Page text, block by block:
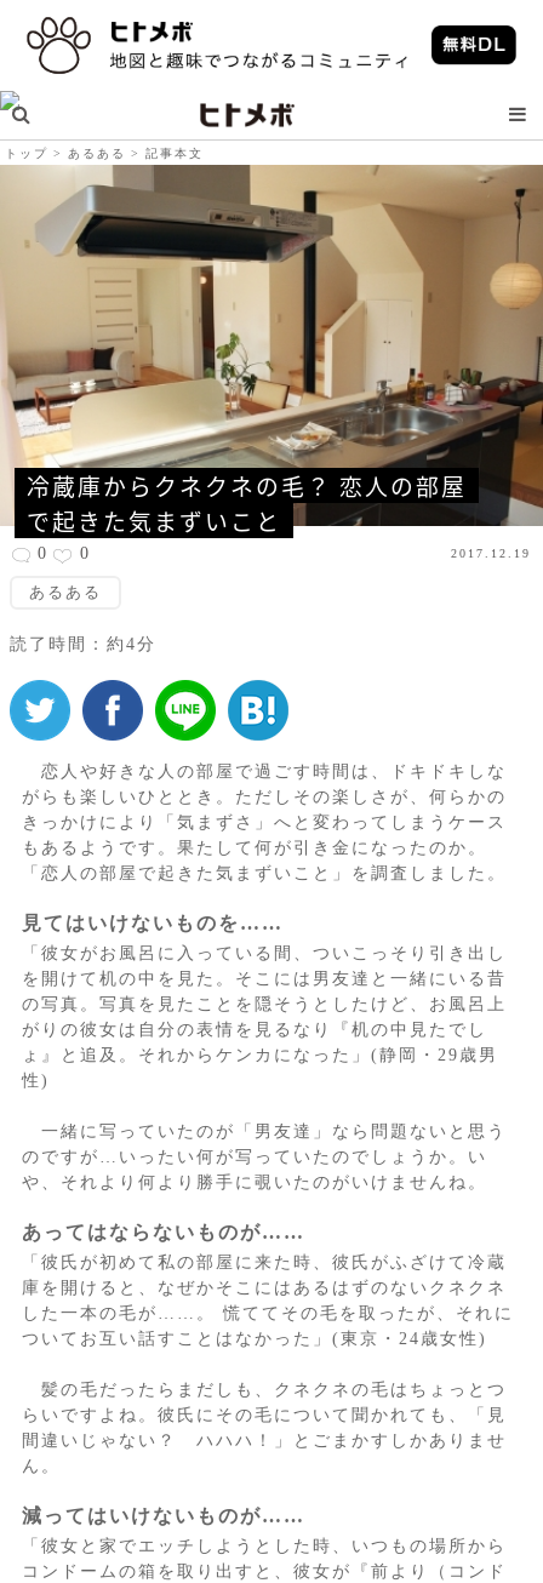
トップ あるある 記事本文
冷蔵庫からクネクネの毛？ 恋人の部屋
で起きた気まずいこと
0 0 2017.12.19
あるある
読了時間：約4分
恋人や好きな人の部屋で過ごす時間は、ドキドキしな
がらも楽しいひととき。ただしその楽しさが、何らかの
きっかけにより「気まずさ」へと変わってしまうケース
もあるようです。果たして何が引き金になったのか。
「恋人の部屋で起きた気まずいこと」を調査しました。
見てはいけないものを……
「彼女がお風呂に入っている間、ついこっそり引き出し
を開けて机の中を見た。そこには男友達と一緒にいる昔
の写真。写真を見たことを隠そうとしたけど、お風呂上
がりの彼女は自分の表情を見るなり『机の中見たでし
ょ』と追及。それからケンカになった」(静岡・29歳男
性)
一緒に写っていたのが「男友達」なら問題ないと思う
のですが…いったい何が写っていたのでしょうか。い
や、それより何より勝手に覗いたのがいけませんね。
あってはならないものが……
「彼氏が初めて私の部屋に来た時、彼氏がふざけて冷蔵
庫を開けると、なぜかそこにはあるはずのないクネクネ
した一本の毛が……。 慌ててその毛を取ったが、それに
ついてお互い話すことはなかった」(東京・24歳女性)
髪の毛だったらまだしも、クネクネの毛はちょっとつ
らいですよね。彼氏にその毛について聞かれても、「見
間違いじゃない？ ハハハ！」とごまかすしかありませ
ん。
減ってはいけないものが……
「彼女と家でエッチしようとした時、いつもの場所から
コンドームの箱を取り出すと、彼女が『前より（コンド